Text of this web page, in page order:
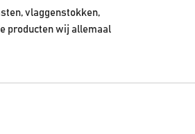
vlaggenstokken,
producten wij allemaal